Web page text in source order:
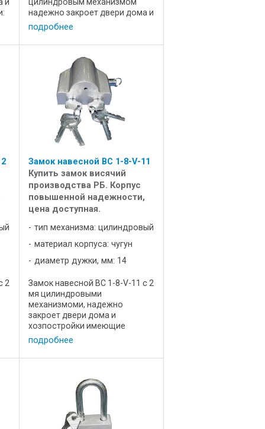
надежно закроет двери дома и
хозпостройки. Характеистики:
Цена, р 20,5 Диаметр дужки 14
Длина, мм 90 Ширина, мм 38
Высота, мм 97 Масса, кг 0,95 ...
подробнее
2
Замок навесной ВС 1-8-V-11
Купить замок висячий
производства РБ. Корпус
повышенной надежности,
цена доступная.
тип механизма: цилиндровый
материал корпуса: чугун
диаметр дужки, мм: 14
Замок навесной ВС 1-8-V-11 с 2
мя цилиндровыми
механизмоми, надежно
закроет двери дома и
хозпостройки имеющие
выступающие петли. Имеет
оригинальную форму
чугунного корпуса,
распиливанию и отжиму
дужки. Характеистики: Цена, р
подробнее